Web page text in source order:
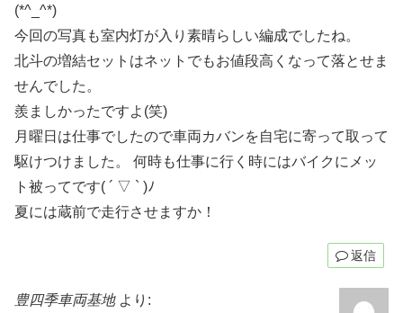
(*^_^*)
今回の写真も室内灯が入り素晴らしい編成でしたね。
北斗の増結セットはネットでもお値段高くなって落とせま
せんでした。
羨ましかったですよ(笑)
月曜日は仕事でしたので車両カバンを自宅に寄って取って
駆けつけました。 何時も仕事に行く時にはバイクにメッ
ト被ってです( ´ ▽ ` )ﾉ
夏には蔵前で走行させますか！
返信
豊四季車両基地 より: